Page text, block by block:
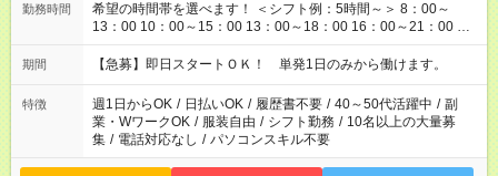
勤務時間
希望の時間帯を選べます！ ＜シフト例：5時間～＞ 8：00～
13：00 10：00～15：00 13：00～18：00 16：00～21：00 ＜
シフト例：8時間～＞ ・10：00～19：00 ・13：00～22：00 ・
22：00～翌6：00 など！是非ご希望をお聞かせください！
期間 【急募】即日スタートＯＫ！ 単発1日のみから働けます。
特徴 週1日からOK / 日払いOK / 履歴書不要 / 40～50代活躍中 / 副
業・WワークOK / 服装自由 / シフト勤務 / 10名以上の大量募
集 / 電話対応なし / パソコンスキル不要